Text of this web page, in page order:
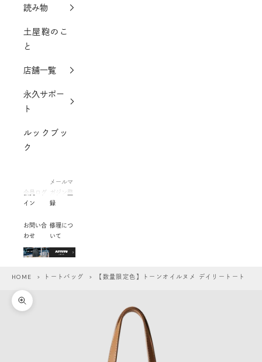
読み物
土屋鞄のこ
と
店舗一覧
永久サポー
ト
ルックブッ
ク
会員ログ
イン
メールマ
ガジン登
録
お問い合
わせ
修理につ
いて
HOME > トートバッグ > 【数量限定色】トーンオイルヌメ デイリートート
ズームイン